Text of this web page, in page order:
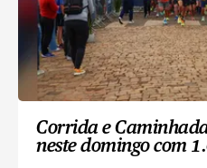
Corrida e
neste domingo com